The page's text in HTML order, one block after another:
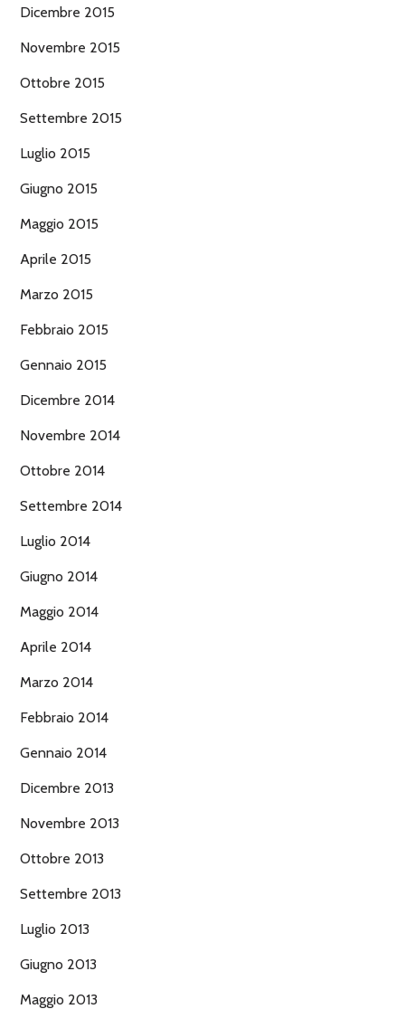
Dicembre 2015
Novembre 2015
Ottobre 2015
Settembre 2015
Luglio 2015
Giugno 2015
Maggio 2015
Aprile 2015
Marzo 2015
Febbraio 2015
Gennaio 2015
Dicembre 2014
Novembre 2014
Ottobre 2014
Settembre 2014
Luglio 2014
Giugno 2014
Maggio 2014
Aprile 2014
Marzo 2014
Febbraio 2014
Gennaio 2014
Dicembre 2013
Novembre 2013
Ottobre 2013
Settembre 2013
Luglio 2013
Giugno 2013
Maggio 2013